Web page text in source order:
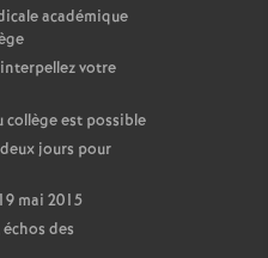
académique
votre
collège est possible
jours pour
mai 2015
des